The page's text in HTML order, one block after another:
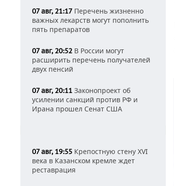
07 авг, 21:17 Перечень жизненно
важных лекарств могут пополнить
пять препаратов
07 авг, 20:52 В России могут
расширить перечень получателей
двух пенсий
07 авг, 20:11 Законопроект об
усилении санкций против РФ и
Ирана прошел Сенат США
07 авг, 19:55 Крепостную стену XVI
века в Казанском кремле ждет
реставрация